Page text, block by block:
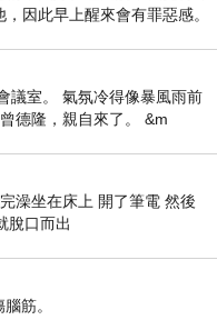
因此早上醒來會有罪惡感。
議室。 氣氛冷得像暴風雨前
德隆，親自來了。 &m
澡坐在床上 開了筆電 然後
脫口而出
筋。